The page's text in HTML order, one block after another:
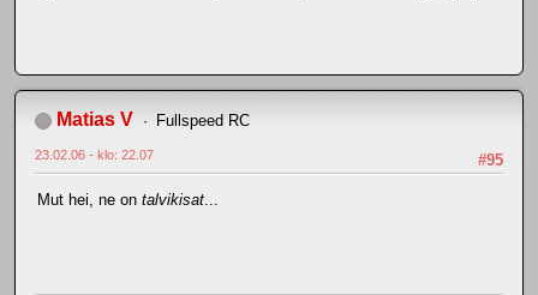
Matias V Fullspeed RC
#95
23.02.06 - klo: 22.07
Mut hei, ne on talvikisat...